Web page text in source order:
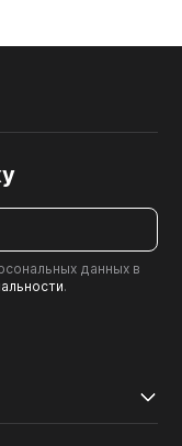
данных в
.